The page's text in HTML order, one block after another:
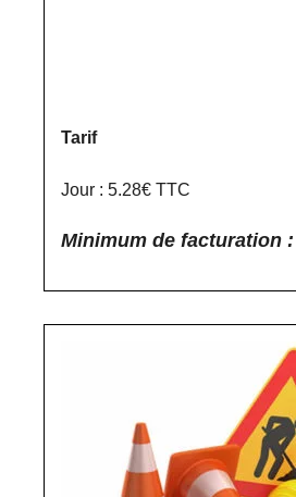
Tarif
Jour : 5.28€ TTC
Minimum de facturation